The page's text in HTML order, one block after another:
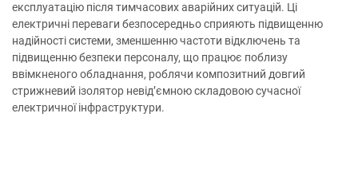
експлуатацію після тимчасових аварійних ситуацій. Ці
електричні переваги безпосередньо сприяють підвищенню
надійності системи, зменшенню частоти відключень та
підвищенню безпеки персоналу, що працює поблизу
ввімкненого обладнання, роблячи композитний довгий
стрижневий ізолятор невід’ємною складовою сучасної
електричної інфраструктури.